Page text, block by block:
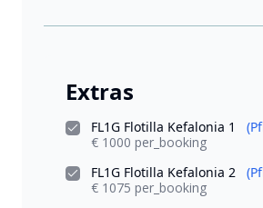
Extras
FL1G Flotilla Kefalonia 1
€ 1000 per_booking
FL1G Flotilla Kefalonia 2
€ 1075 per_booking